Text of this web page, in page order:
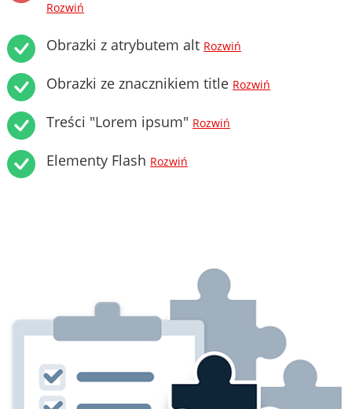
Rozwiń
Obrazki z atrybutem alt Rozwiń
Obrazki ze znacznikiem title Rozwiń
Treści "Lorem ipsum" Rozwiń
Elementy Flash Rozwiń